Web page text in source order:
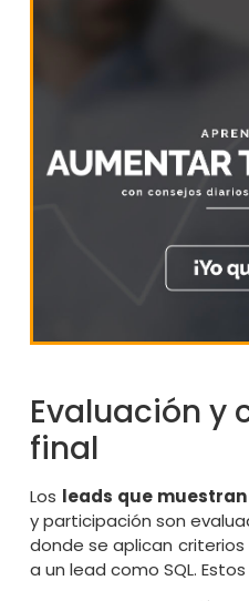
Evaluación y
final
Los leads que
y participación son
donde se aplican
a un lead como SQL.